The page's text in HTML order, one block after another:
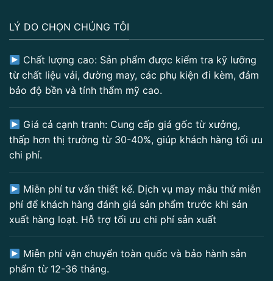
LÝ DO CHỌN CHÚNG TÔI
Chất lượng cao: Sản phẩm được kiểm tra kỹ lưỡng
từ chất liệu vải, đường may, các phụ kiện đi kèm, đảm
bảo độ bền và tính thẩm mỹ cao.
Giá cả cạnh tranh: Cung cấp giá gốc từ xưởng,
thấp hơn thị trường từ 30-40%, giúp khách hàng tối ưu
chi phí.
Miễn phí tư vấn thiết kế. Dịch vụ may mẫu thử miễn
phí để khách hàng đánh giá sản phẩm trước khi sản
xuất hàng loạt. Hỗ trợ tối ưu chi phí sản xuất
Miễn phí vận chuyển toàn quốc và bảo hành sản
phẩm từ 12-36 tháng.